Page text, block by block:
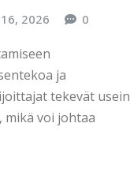
2026 0
ja
tekevät usein
voi johtaa